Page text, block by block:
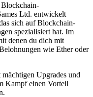
Blockchain-
Ltd. entwickelt
sich auf Blockchain-
spezialisiert hat. Im
denen du dich mit
wie Ether oder
Upgrades und
Kampf einen Vorteil